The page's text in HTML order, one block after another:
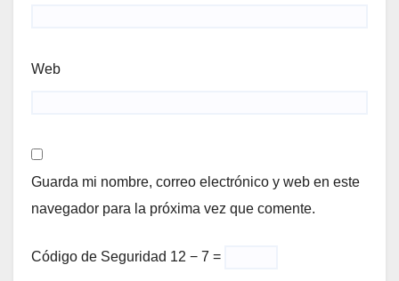
Web
Guarda mi nombre, correo electrónico y web en este
navegador para la próxima vez que comente.
Código de Seguridad 12 − 7 =